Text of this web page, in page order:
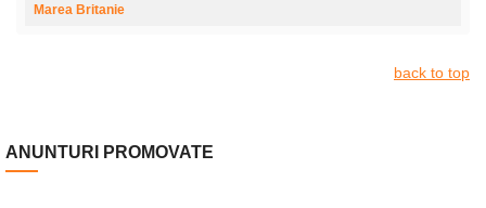
Marea Britanie
back to top
ANUNTURI PROMOVATE